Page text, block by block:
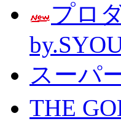
プロ
スーパ
THE